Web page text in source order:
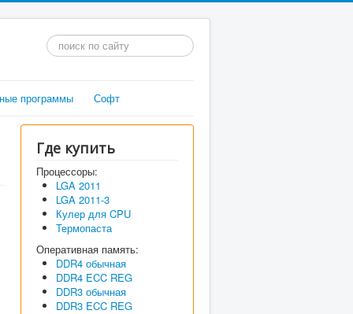
Искать...
программы Софт
Где купить
Процессоры:
LGA 2011
LGA 2011-3
Кулер для CPU
Термопаста
Оперативная память:
DDR4 обычная
DDR4 ECC REG
DDR3 обычная
DDR3 ECC REG